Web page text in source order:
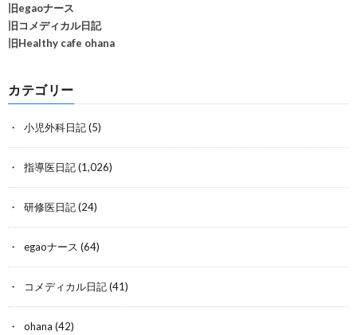
旧egaoナース
旧コメディカル日記
旧Healthy cafe ohana
カテゴリー
小児外科日記(5)
指導医日記(1,026)
研修医日記(24)
egaoナース (64)
コメディカル日記(41)
ohana (42)